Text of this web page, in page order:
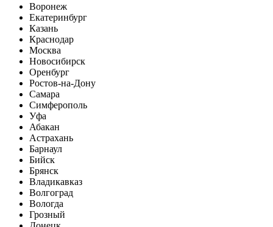
Воронеж
Екатеринбург
Казань
Краснодар
Москва
Новосибирск
Оренбург
Ростов-на-Дону
Самара
Симферополь
Уфа
Абакан
Астрахань
Барнаул
Бийск
Брянск
Владикавказ
Волгоград
Вологда
Грозный